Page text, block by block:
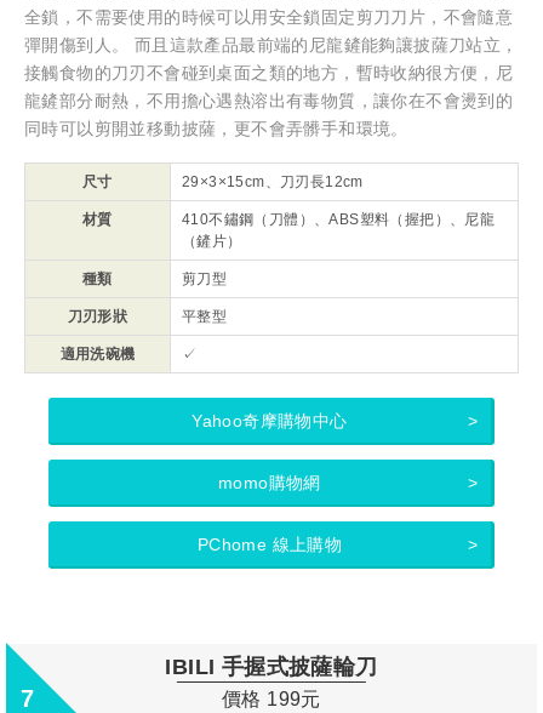
全鎖，不需要使用的時候可以用安全鎖固定剪刀刀片，不會隨意
彈開傷到人。 而且這款產品最前端的尼龍鏟能夠讓披薩刀站立，
接觸食物的刀刃不會碰到桌面之類的地方，暫時收納很方便，尼
龍鏟部分耐熱，不用擔心遇熱溶出有毒物質，讓你在不會燙到的
同時可以剪開並移動披薩，更不會弄髒手和環境。
尺寸 29×3×15cm、刀刃長12cm
材質
410不鏽鋼（刀體）、ABS塑料（握把）、尼龍
（鏟片）
種類 剪刀型
刀刃形狀 平整型
適用洗碗機 ✓
Yahoo奇摩購物中心
momo購物網
PChome 線上購物
7
IBILI 手握式披薩輪刀
價格 199元